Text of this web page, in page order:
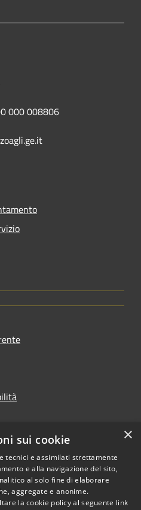
000 008806
servizi
Copyright © 2026 • Comune di
×
sui cookie
tecnici e assimilati strettamente
e alla navigazione del sito,
al solo fine di elaborare
aggregate e anonime.
la cookie policy al seguente link